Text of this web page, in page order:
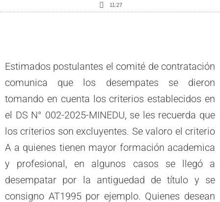
11:27
Estimados postulantes el comité de contratación
comunica que los desempates se dieron
tomando en cuenta los criterios establecidos en
el DS N° 002-2025-MINEDU, se les recuerda que
los criterios son excluyentes. Se valoro el criterio
A a quienes tienen mayor formación academica
y profesional, en algunos casos se llegó a
desempatar por la antiguedad de título y se
consigno AT1995 por ejemplo. Quienes desean